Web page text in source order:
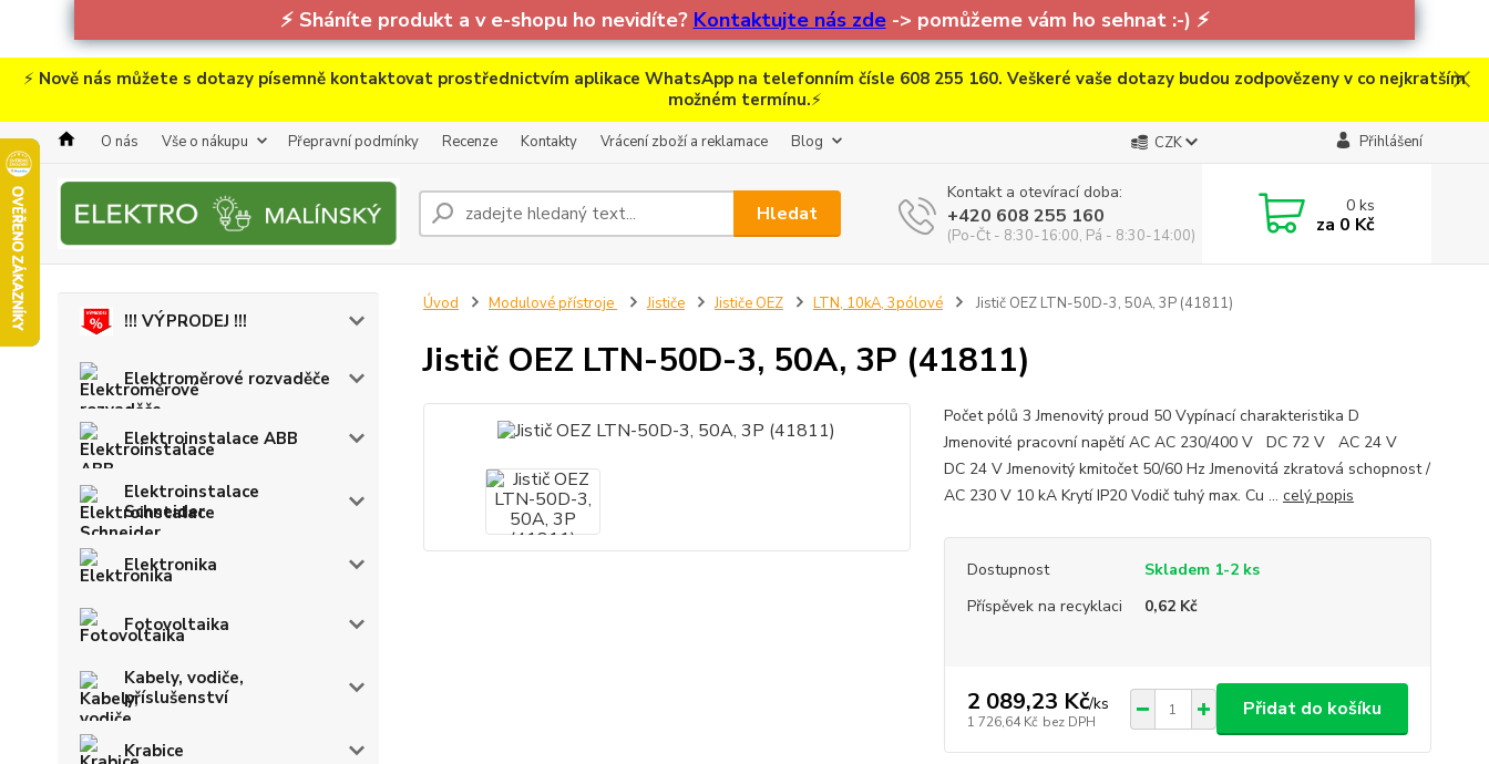
⚡ Sháníte produkt a v e-shopu ho nevidíte? Kontaktujte nás zde-> pomůžeme vám ho sehnat :-) ⚡
⚡ Nově nás můžete s dotazy písemně kontaktovat prostřednictvím aplikace WhatsApp na telefonním čísle 608 255 160. Veškeré vaše dotazy budou zodpovězeny v co nejkratším
možném termínu.⚡
O nás Vše o nákupu Přepravní podmínky Recenze Kontakty Vrácení zboží a reklamace Blog CZK Přihlášení
Hledat
Kontakt a otevírací doba:
+420 608 255 160
(Po-Čt - 8:30-16:00, Pá - 8:30-14:00)
0ks
za 0 Kč
!!! VÝPRODEJ !!!
Elektroměrové rozvaděče
Elektroinstalace ABB
Elektroinstalace
Schneider
Elektronika
Fotovoltaika
Kabely, vodiče,
příslušenství
Krabice
Úvod Modulové přístroje Jističe Jističe OEZ LTN, 10kA, 3pólové Jistič OEZ LTN-50D-3, 50A, 3P (41811)
Jistič OEZ LTN-50D-3, 50A, 3P (41811)
Počet pólů 3 Jmenovitý proud 50 Vypínací charakteristika D
Jmenovité pracovní napětí AC AC 230/400 V DC 72 V AC 24 V
DC 24 V Jmenovitý kmitočet 50/60 Hz Jmenovitá zkratová schopnost /
AC 230 V 10 kA Krytí IP20 Vodič tuhý max. Cu ... celý popis
Dostupnost
Skladem 1-2 ks
Příspěvek na recyklaci
0,62 Kč
2 089,23 Kč/ks
1 726,64 Kč bez DPH
Přidat do košíku